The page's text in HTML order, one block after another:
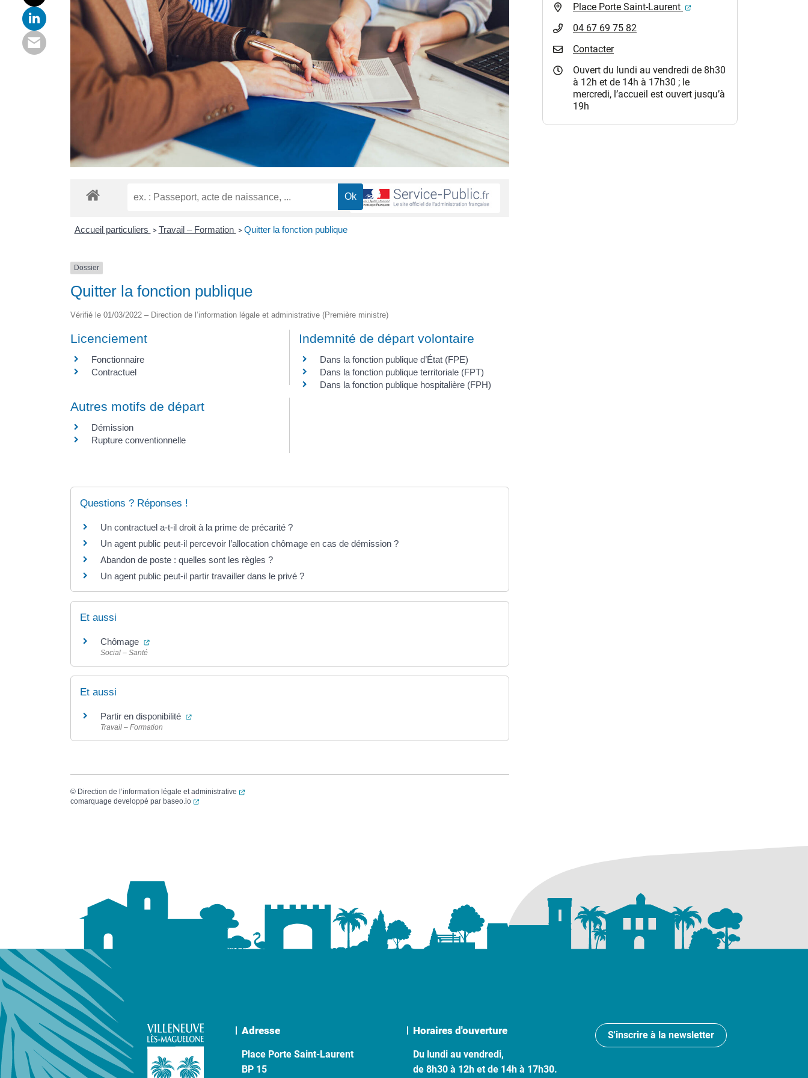
Accueil particuliers > Travail – Formation > Quitter la fonction publique
Dossier
Quitter la fonction publique
Vérifié le 01/03/2022 – Direction de l’information légale et administrative (Première ministre)
Licenciement
Fonctionnaire
Contractuel
Indemnité de départ volontaire
Dans la fonction publique d’État (FPE)
Dans la fonction publique territoriale (FPT)
Dans la fonction publique hospitalière (FPH)
Autres motifs de départ
Démission
Rupture conventionnelle
Questions ? Réponses !
Un contractuel a-t-il droit à la prime de précarité ?
Un agent public peut-il percevoir l’allocation chômage en cas de démission ?
Abandon de poste : quelles sont les règles ?
Un agent public peut-il partir travailler dans le privé ?
Et aussi
Chômage (ouverture dans un nouvel onglet)
Social – Santé
Et aussi
Partir en disponibilité (ouverture dans un nouvel onglet)
Travail – Formation
© Direction de l’information légale et administrative
(ouverture dans un nouvel onglet)
comarquage developpé par baseo.io (ouverture dans un nouvel onglet)
Place Porte Saint-Laurent
(ouverture dans un nouvel
04 67 69 75 82
Contacter
Ouvert du lundi au vendredi de 8h30
à 12h et de 14h à 17h30 ; le
mercredi, l’accueil est ouvert jusqu’à
19h
Adresse
Place Porte Saint-Laurent
BP 15
Horaires d'ouverture
Du lundi au vendredi,
de 8h30 à 12h et de 14h à 17h30.
S'inscrire à la newsletter